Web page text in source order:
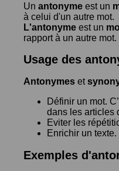
Un antonyme est un
à celui d'un autre mot.
L'antonyme est un
rapport à un autre mot.
Usage des
Antonymes et
Définir un mot.
dans les articles
Eviter les
Enrichir un texte.
Exemples